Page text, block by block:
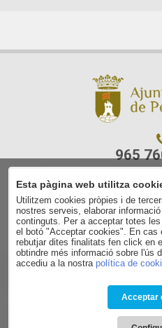
965
C/
03750
Avís
Política
Condicions
Esta pàgina web utilitza
Utilitzem cookies pròpies i de
nostres serveis, elaborar
continguts. Per a acceptar totes
el botó "Acceptar cookies". En cas
rebutjar dites finalitats fen click en
obtindre més informació sobre l'ús
accediu a la nostra política de
Acceptar